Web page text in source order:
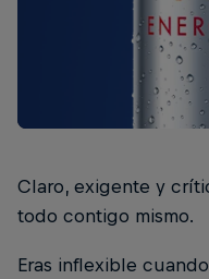
Claro, exigente y
todo contigo mismo.
Eras inflexible